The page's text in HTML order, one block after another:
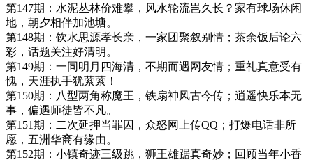
第147期：水泥丛林价难攀，风水轮流岂久长？家有球场休闲
地，朝夕相伴加池塘。
第148期：饮水思源孝长亲，一家团聚叙别情；茶余饭后论六
彩，话题关注好清明。
第149期：一同明月四海清，不期而遇网友情；重礼真意受有
愧，天涯执手犹萦萦！
第150期：八型两角称魔王，铁扇神风古今传；逍遥快乐本无
事，偏遇师徒皆不凡。
第151期：二次延押当罪囚，众怒网上传QQ；打爆电话非所
愿，五洲华裔有缘由。
第152期：小镇奇迹三级跳，狮王雄踞真奇妙；回顾当年小香